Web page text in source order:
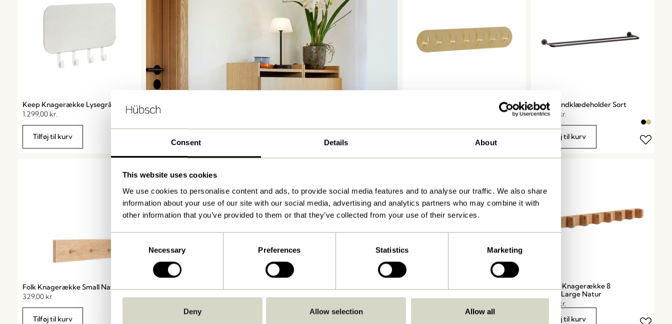
Consent Details About
This website uses cookies
We use cookies to personalise content and ads, to provide social media features and to analyse our traffic. We also share
information about your use of our site with our social media, advertising and analytics partners who may combine it with
other information that you’ve provided to them or that they’ve collected from your use of their services.
Consent
Selection
Necessary Preferences Statistics Marketing
Deny Allow selection Allow all
Keep Knagerække Lysegrå
1.299,00 kr.
Tilføj til kurv
Skoskabe
Shop nu
Pipe Håndklædeholder Sort
559,00
kr.
Tilføj til kurv
Folk Knagerække Small Natur
329,00 kr.
Tilføj til kurv
Nomad Knagerække 8
knager Large Natur
kr.
Tilføj til kurv